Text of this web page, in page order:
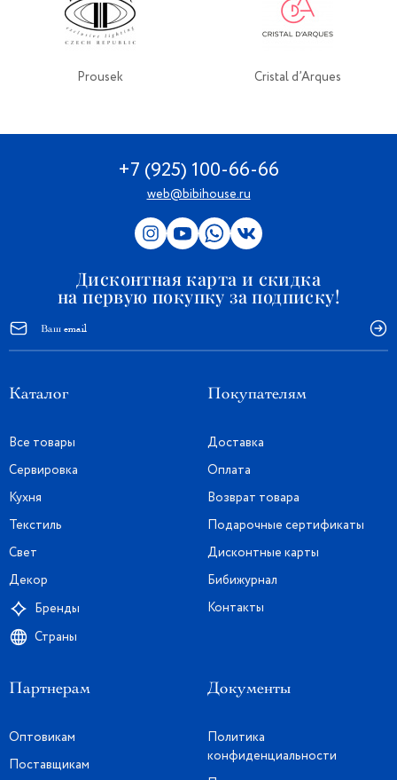
Prousek Cristal d’Arques
+7 (925) 100-66-66
web@bibihouse.ru
Дисконтная карта и скидка
на первую покупку за подписку!
Каталог
Все товары
Сервировка
Кухня
Текстиль
Свет
Декор
Бренды
Страны
Покупателям
Доставка
Оплата
Возврат товара
Подарочные сертификаты
Дисконтные карты
Бибижурнал
Контакты
Партнерам
Оптовикам
Поставщикам
Документы
Политика
конфиденциальности